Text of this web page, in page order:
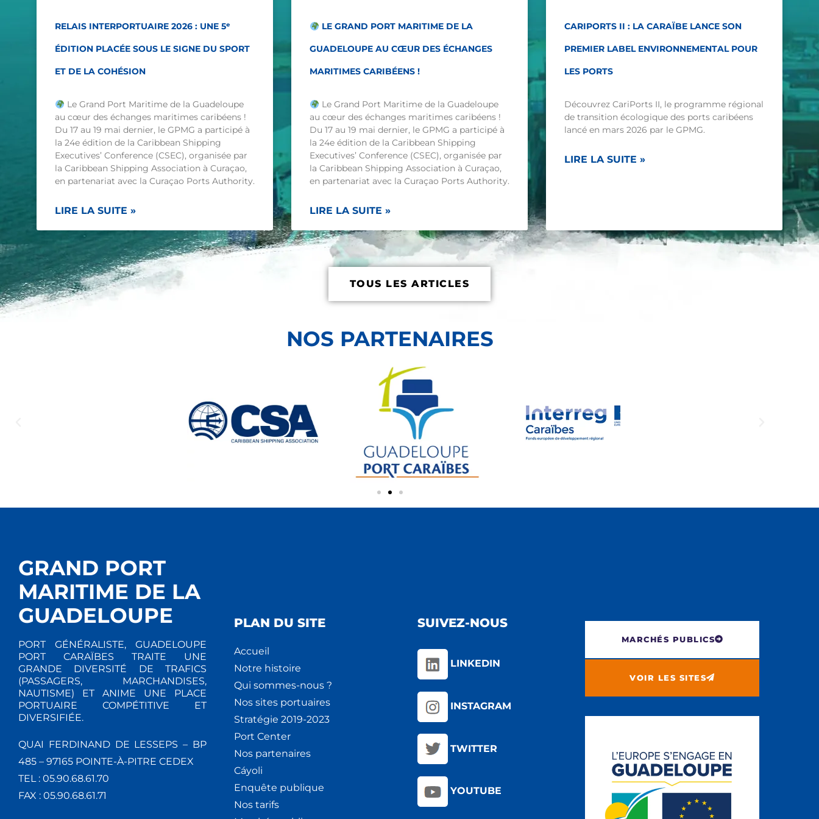
RELAIS INTERPORTUAIRE 2026 : UNE 5ᵉ
ÉDITION PLACÉE SOUS LE SIGNE DU SPORT
ET DE LA COHÉSION
Le Grand Port Maritime de la Guadeloupe
au cœur des échanges maritimes caribéens !
Du 17 au 19 mai dernier, le GPMG a participé à
la 24e édition de la Caribbean Shipping
Executives’ Conference (CSEC), organisée par
la Caribbean Shipping Association à Curaçao,
en partenariat avec la Curaçao Ports Authority.
LIRE LA SUITE »
LE GRAND PORT MARITIME DE LA
GUADELOUPE AU CŒUR DES ÉCHANGES
MARITIMES CARIBÉENS !
Le Grand Port Maritime de la Guadeloupe
au cœur des échanges maritimes caribéens !
Du 17 au 19 mai dernier, le GPMG a participé à
la 24e édition de la Caribbean Shipping
Executives’ Conference (CSEC), organisée par
la Caribbean Shipping Association à Curaçao,
en partenariat avec la Curaçao Ports Authority.
LIRE LA SUITE »
CARIPORTS II : LA CARAÏBE LANCE SON
PREMIER LABEL ENVIRONNEMENTAL POUR
LES PORTS
Découvrez CariPorts II, le programme régional
de transition écologique des ports caribéens
lancé en mars 2026 par le GPMG.
LIRE LA SUITE »
TOUS LES ARTICLES
NOS PARTENAIRES
GRAND PORT
MARITIME DE LA
GUADELOUPE
PORT GÉNÉRALISTE, GUADELOUPE
PORT CARAÏBES TRAITE UNE
GRANDE DIVERSITÉ DE TRAFICS
(PASSAGERS, MARCHANDISES,
NAUTISME) ET ANIME UNE PLACE
PORTUAIRE COMPÉTITIVE ET
DIVERSIFIÉE.
QUAI FERDINAND DE LESSEPS – BP
485 – 97165 POINTE-À-PITRE CEDEX
TEL : 05.90.68.61.70
FAX : 05.90.68.61.71
PLAN DU SITE
Accueil
Notre histoire
Qui sommes-nous ?
Nos sites portuaires
Stratégie 2019-2023
Port Center
Nos partenaires
Cáyoli
Enquête publique
Nos tarifs
SUIVEZ-NOUS
LINKEDIN
INSTAGRAM
TWITTER
YOUTUBE
MARCHÉS PUBLICS
VOIR LES SITES